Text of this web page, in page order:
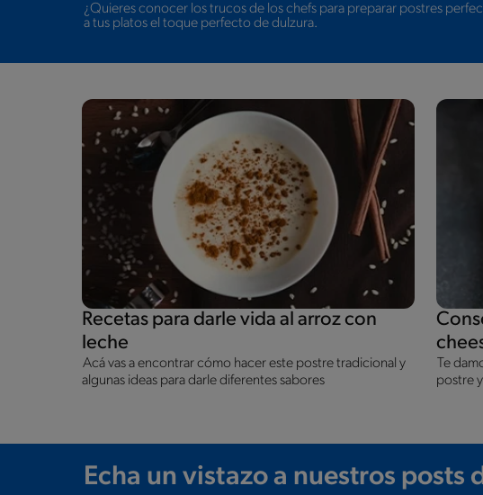
¿Quieres conocer los trucos de los chefs para preparar postres
a tus platos el toque perfecto de dulzura.
Recetas para darle vida al arroz con
leche
Acá vas a encontrar cómo hacer este postre tradicional y
algunas ideas para darle diferentes sabores
Te
postre
Echa un vistazo a nuestros posts